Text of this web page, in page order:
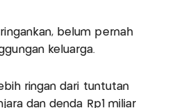
belum pernah
keluarga.
ringan dari tuntutan
dan denda Rp1 miliar